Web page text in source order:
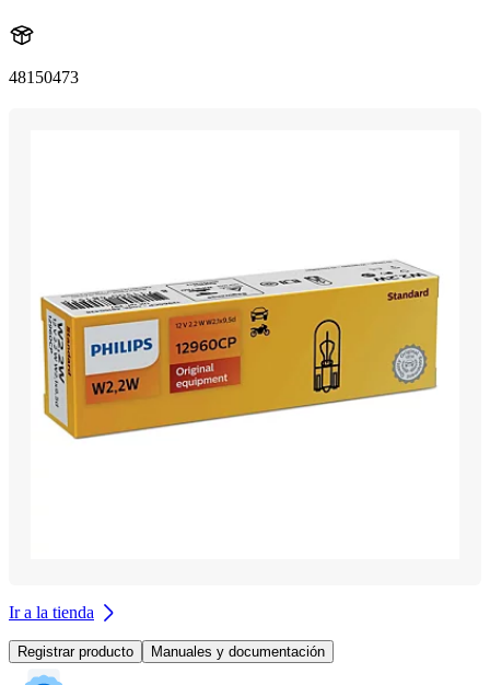
48150473
Ir a la tienda
Registrar producto Manuales y documentación